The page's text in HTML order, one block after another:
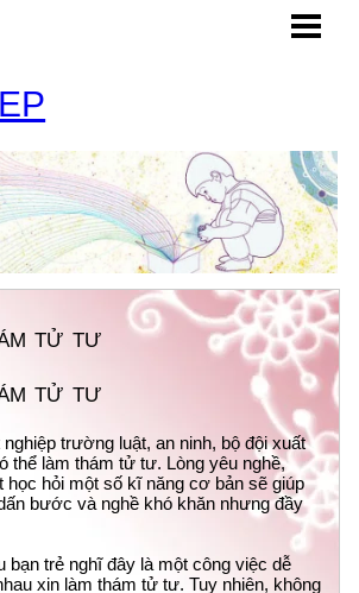
tử tư
tử tư
trường luật, an ninh, bộ đội xuất
thể làm thám tử tư. Lòng yêu nghề,
học hỏi một số kĩ năng cơ bản sẽ giúp
bước và nghề khó khăn nhưng đầy
bạn trẻ nghĩ đây là một công việc dễ
xin làm thám tử tư. Tuy nhiên, không